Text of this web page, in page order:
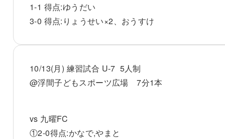
1-1 得点:ゆうだい
3-0 得点:りょうせい×2、おうすけ
10/13(月) 練習試合 U-7 5人制
@浮間子どもスポーツ広場 7分1本
vs 九曜FC
①2-0得点:かなで,やまと